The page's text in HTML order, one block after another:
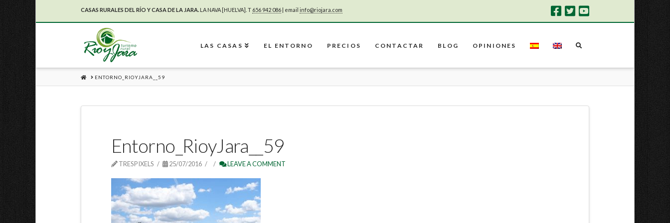
CASAS RURALES DEL RÍO Y CASA DE LA JARA. LA NAVA [HUELVA]. T 656 942 086 | email info@riojara.com
LAS CASAS EL ENTORNO PRECIOS CONTACTAR BLOG OPINIONES
HOME
ENTORNO_RIOYJARA__59
Entorno_RioyJara__59
TRESPIXELS 25/07/2016 LEAVE A COMMENT